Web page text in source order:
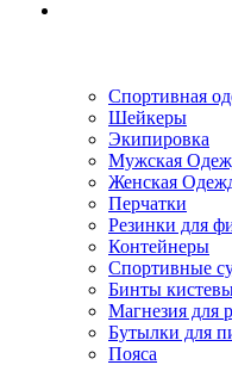
Спортивная
Шейкеры
Экипировка
Мужская
Женская
Перчатки
Резинки для
Контейнеры
Спортивные
Бинты
Магнезия для
Бутылки для
Пояса